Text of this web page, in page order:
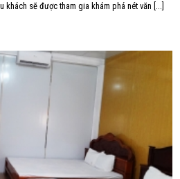
khách sẽ được tham gia khám phá nét văn [...]